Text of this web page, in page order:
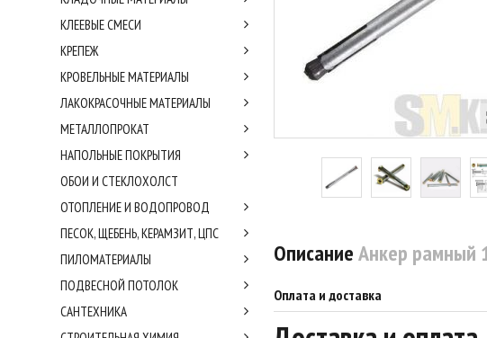
ОписаниеАнкер рамный
Оплата и доставка
КЛЕЕВЫЕ СМЕСИ
КРЕПЕЖ
КРОВЕЛЬНЫЕ МАТЕРИАЛЫ
ЛАКОКРАСОЧНЫЕ МАТЕРИАЛЫ
МЕТАЛЛОПРОКАТ
НАПОЛЬНЫЕ ПОКРЫТИЯ
ОБОИ И СТЕКЛОХОЛСТ
ОТОПЛЕНИЕ И ВОДОПРОВОД
ПЕСОК, ЩЕБЕНЬ, КЕРАМЗИТ, ЦПС
ПИЛОМАТЕРИАЛЫ
ПОДВЕСНОЙ ПОТОЛОК
САНТЕХНИКА